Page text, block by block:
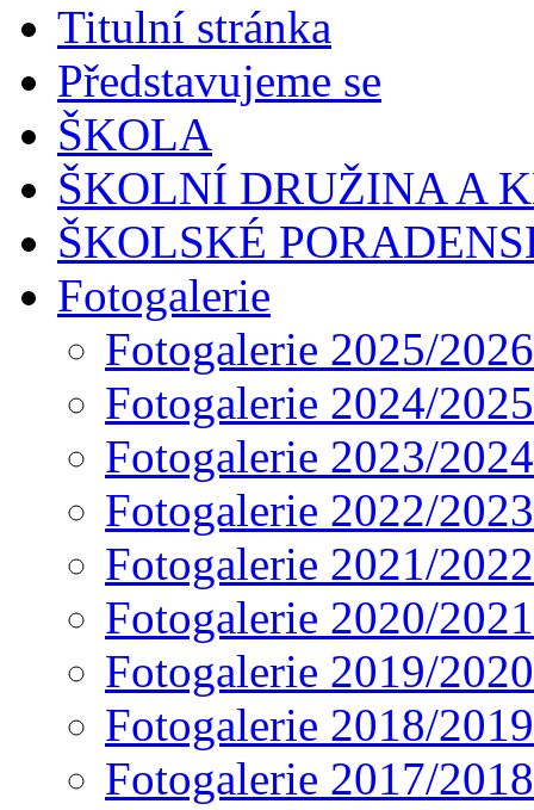
Titulní stránka
Představujeme se
ŠKOLA
ŠKOLNÍ DRUŽINA A
ŠKOLSKÉ
Fotogalerie
Fotogalerie 2025/2026
Fotogalerie 2024/2025
Fotogalerie 2023/2024
Fotogalerie 2022/2023
Fotogalerie 2021/2022
Fotogalerie 2020/2021
Fotogalerie 2019/2020
Fotogalerie 2018/2019
Fotogalerie 2017/2018